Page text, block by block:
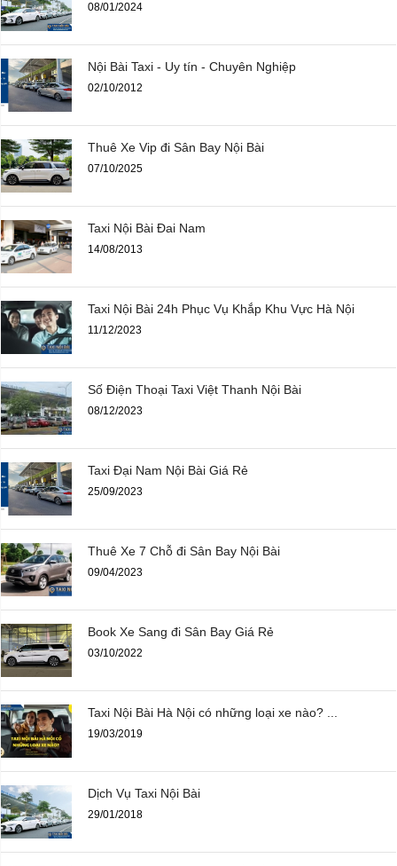
08/01/2024
Nội Bài Taxi - Uy tín - Chuyên Nghiệp
02/10/2012
Thuê Xe Vip đi Sân Bay Nội Bài
07/10/2025
Taxi Nội Bài Đai Nam
14/08/2013
Taxi Nội Bài 24h Phục Vụ Khắp Khu Vực Hà Nội
11/12/2023
Số Điện Thoại Taxi Việt Thanh Nội Bài
08/12/2023
Taxi Đại Nam Nội Bài Giá Rẻ
25/09/2023
Thuê Xe 7 Chỗ đi Sân Bay Nội Bài
09/04/2023
Book Xe Sang đi Sân Bay Giá Rẻ
03/10/2022
Taxi Nội Bài Hà Nội có những loại xe nào? ...
19/03/2019
Dịch Vụ Taxi Nội Bài
29/01/2018